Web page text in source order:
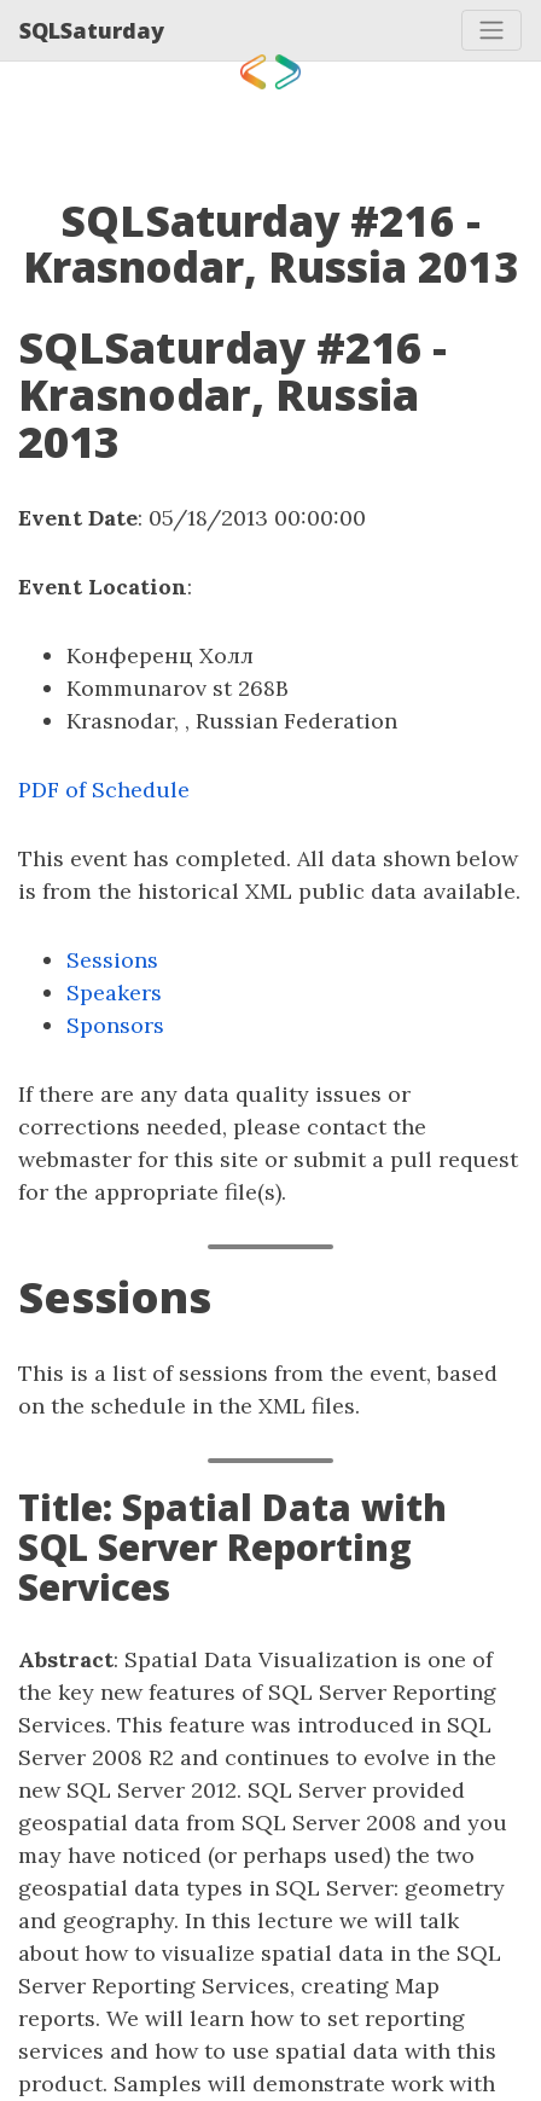
SQLSaturday
SQLSaturday #216 -
Krasnodar, Russia 2013
SQLSaturday #216 -
Krasnodar, Russia
2013
Event Date: 05/18/2013 00:00:00
Event Location:
Конференц Холл
Kommunarov st 268B
Krasnodar, , Russian Federation
PDF of Schedule
This event has completed. All data shown below
is from the historical XML public data available.
Sessions
Speakers
Sponsors
If there are any data quality issues or
corrections needed, please contact the
webmaster for this site or submit a pull request
for the appropriate file(s).
Sessions
This is a list of sessions from the event, based
on the schedule in the XML files.
Title: Spatial Data with
SQL Server Reporting
Services
Abstract: Spatial Data Visualization is one of
the key new features of SQL Server Reporting
Services. This feature was introduced in SQL
Server 2008 R2 and continues to evolve in the
new SQL Server 2012. SQL Server provided
geospatial data from SQL Server 2008 and you
may have noticed (or perhaps used) the two
geospatial data types in SQL Server: geometry
and geography. In this lecture we will talk
about how to visualize spatial data in the SQL
Server Reporting Services, creating Map
reports. We will learn how to set reporting
services and how to use spatial data with this
product. Samples will demonstrate work with